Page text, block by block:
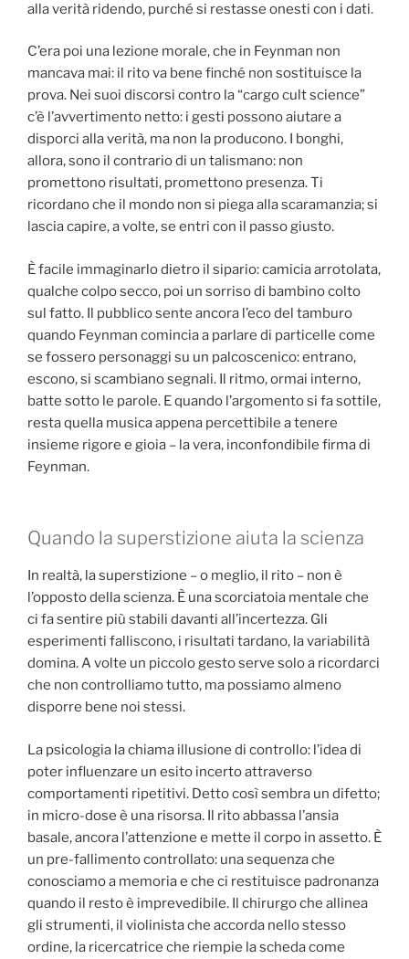
alla verità ridendo, purché si restasse onesti con i dati.
C’era poi una lezione morale, che in Feynman non
mancava mai: il rito va bene finché non sostituisce la
prova. Nei suoi discorsi contro la “cargo cult science”
c’è l’avvertimento netto: i gesti possono aiutare a
disporci alla verità, ma non la producono. I bonghi,
allora, sono il contrario di un talismano: non
promettono risultati, promettono presenza. Ti
ricordano che il mondo non si piega alla scaramanzia; si
lascia capire, a volte, se entri con il passo giusto.
È facile immaginarlo dietro il sipario: camicia arrotolata,
qualche colpo secco, poi un sorriso di bambino colto
sul fatto. Il pubblico sente ancora l’eco del tamburo
quando Feynman comincia a parlare di particelle come
se fossero personaggi su un palcoscenico: entrano,
escono, si scambiano segnali. Il ritmo, ormai interno,
batte sotto le parole. E quando l’argomento si fa sottile,
resta quella musica appena percettibile a tenere
insieme rigore e gioia – la vera, inconfondibile firma di
Feynman.
Quando la superstizione aiuta la scienza
In realtà, la superstizione – o meglio, il rito – non è
l’opposto della scienza. È una scorciatoia mentale che
ci fa sentire più stabili davanti all’incertezza. Gli
esperimenti falliscono, i risultati tardano, la variabilità
domina. A volte un piccolo gesto serve solo a ricordarci
che non controlliamo tutto, ma possiamo almeno
disporre bene noi stessi.
La psicologia la chiama illusione di controllo: l’idea di
poter influenzare un esito incerto attraverso
comportamenti ripetitivi. Detto così sembra un difetto;
in micro-dose è una risorsa. Il rito abbassa l’ansia
basale, ancora l’attenzione e mette il corpo in assetto. È
un pre-fallimento controllato: una sequenza che
conosciamo a memoria e che ci restituisce padronanza
quando il resto è imprevedibile. Il chirurgo che allinea
gli strumenti, il violinista che accorda nello stesso
ordine, la ricercatrice che riempie la scheda come